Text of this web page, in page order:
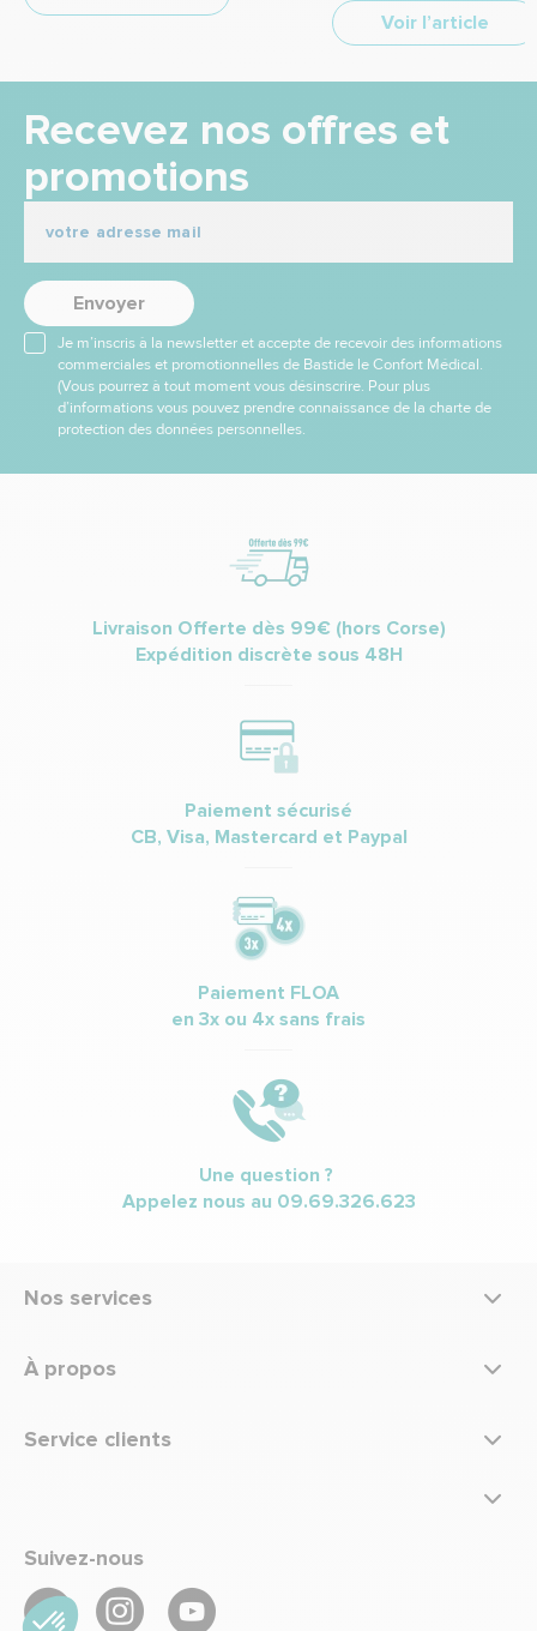
Voir l’article
Recevez nos offres et
promotions
Envoyer
Je m’inscris à la newsletter et accepte de recevoir des informations
commerciales et promotionnelles de Bastide le Confort Médical.
(Vous pourrez à tout moment vous désinscrire. Pour plus
d’informations vous pouvez prendre connaissance de la charte de
protection des données personnelles.
Livraison Offerte dès 99€ (hors Corse)
Expédition discrète sous 48H
Paiement sécurisé
CB, Visa, Mastercard et Paypal
Paiement FLOA
en 3x ou 4x sans frais
Une question ?
Appelez nous au 09.69.326.623
Nos services
À propos
Service clients
Suivez-nous